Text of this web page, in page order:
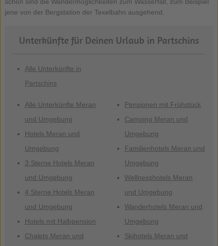
jene von der Bergstation der Texelbahn ausgehend.
Unterkünfte für Deinen Urlaub in Partschins
Alle Unterkünfte in
Partschins
Alle Unterkünfte Meran
und Umgebung
Hotels Meran und
Umgebung
3 Sterne Hotels Meran
und Umgebung
4 Sterne Hotels Meran
und Umgebung
Hotels mit Halbpension
Chalets Meran und
Pensionen mit Frühstück
Camping Meran und
Umgebung
Familienhotels Meran und
Umgebung
Wellnesshotels Meran
und Umgebung
Wanderhotels Meran und
Umgebung
Skihotels Meran und